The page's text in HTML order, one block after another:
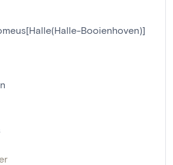
Booienhoven)]